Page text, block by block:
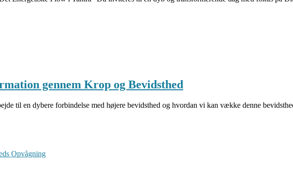
gennem Krop og Bevidsthed
til en dybere forbindelse med højere bevidsthed og hvordan vi kan vække denne